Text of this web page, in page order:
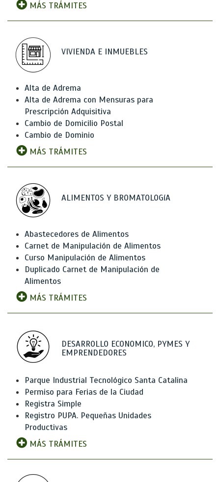
MÁS TRÁMITES
VIVIENDA E INMUEBLES
Alta de Adrema
Alta de Adrema con Mensuras para
Prescripción Adquisitiva
Cambio de Domicilio Postal
Cambio de Dominio
MÁS TRÁMITES
ALIMENTOS Y BROMATOLOGíA
Abastecedores de Alimentos
Carnet de Manipulación de Alimentos
Curso Manipulación de Alimentos
Duplicado Carnet de Manipulación de
Alimentos
MÁS TRÁMITES
DESARROLLO ECONOMICO, PYMES Y
EMPRENDEDORES
Parque Industrial Tecnológico Santa Catalina
Permiso para Ferias de la Ciudad
Registra Simple
Registro PUPA. Pequeñas Unidades
Productivas
MÁS TRÁMITES